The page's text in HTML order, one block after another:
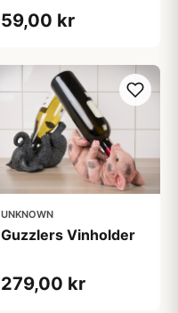
59,00 kr
UNKNOWN
Guzzlers Vinholder
279,00 kr